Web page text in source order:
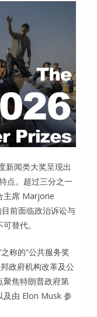
新闻类大奖呈现出
点。超过三分之一
主席 Marjorie
前面临政治诉讼与
替代。
称的“公共服务奖
政府机构改革及公
聚焦特朗普政府第
及由 Elon Musk 参